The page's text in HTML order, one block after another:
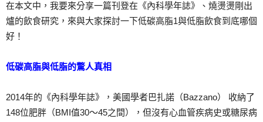
在本文中，我要來分享一篇刊登在《內科學年誌》、燒燙燙剛出
爐的飲食研究，來與大家探討一下低碳高脂1與低脂飲食到底哪個
好！
低碳高脂與低脂的驚人真相
2014年的《內科學年誌》，美國學者巴扎諾（Bazzano） 收納了
148位肥胖（BMI值30～45之間），但沒有心血管疾病史或糖尿病